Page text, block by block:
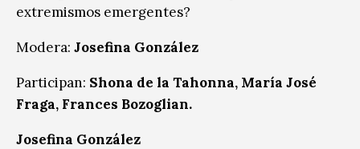
extremismos emergentes?
Modera: Josefina González
Participan: Shona de la Tahonna, María José
Fraga, Frances Bozoglian.
Josefina González